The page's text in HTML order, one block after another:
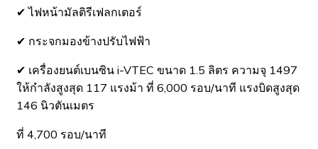
✔ ไฟหน้ามัลติรีเฟลกเตอร์
✔ กระจกมองข้างปรับไฟฟ้า
✔ เครื่องยนต์เบนซิน i-VTEC ขนาด 1.5 ลิตร ความจุ 1497
ให้กำลังสูงสุด 117 แรงม้า ที่ 6,000 รอบ/นาที แรงบิดสูงสุด
146 นิวตันเมตร
ที่ 4,700 รอบ/นาที